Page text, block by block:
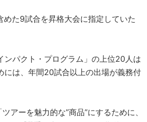
た9試合を昇格大会に指定していた
ンパクト・プログラム」の上位20人は
には、年間20試合以上の出場が義務付
アーを魅力的な”商品”にするために、